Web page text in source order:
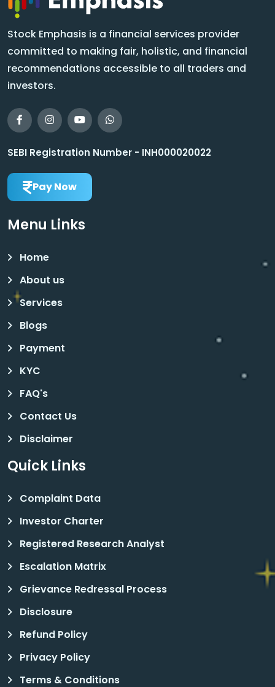
Stock Emphasis is a financial services provider
committed to making fair, holistic, and financial
recommendations accessible to all traders and
investors.
SEBI Registration Number - INH000020022
Pay Now
Menu Links
Home
About us
Services
Blogs
Payment
KYC
FAQ's
Contact Us
Disclaimer
Quick Links
Complaint Data
Investor Charter
Registered Research Analyst
Escalation Matrix
Grievance Redressal Process
Disclosure
Refund Policy
Privacy Policy
Terms & Conditions